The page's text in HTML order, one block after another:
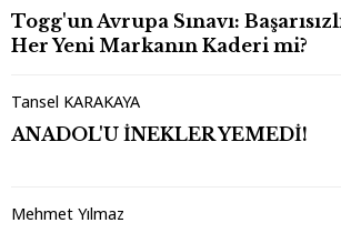
Togg'un Avrupa Sınavı: Başarısızlık mı,
Her Yeni Markanın Kaderi mi?
Tansel KARAKAYA
ANADOL'U İNEKLER YEMEDİ!
Mehmet Yılmaz